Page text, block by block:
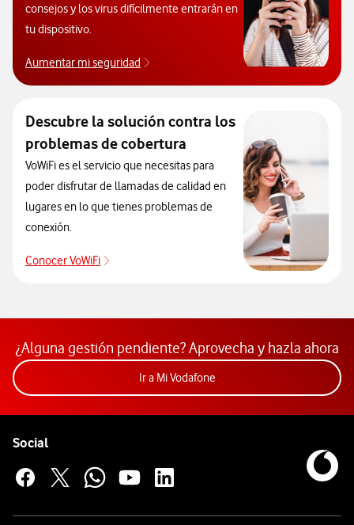
consejos y los virus difícilmente entrarán en
tu dispositivo.
Aumentar mi seguridad
Descubre la solución contra los
problemas de cobertura
VoWiFi es el servicio que necesitas para
poder disfrutar de llamadas de calidad en
lugares en lo que tienes problemas de
conexión.
Conocer VoWiFi
Descubre la solución contra los problemas de
¿Alguna gestión pendiente? Aprovecha y hazla ahora
Ir a Mi VodafoneAcceder a la app Mi
Social